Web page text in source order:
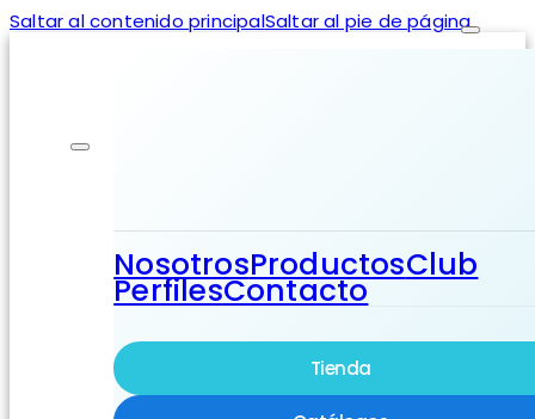
Saltar al contenido principalSaltar al pie de página
NosotrosProductosClub
PerfilesContacto
Tienda